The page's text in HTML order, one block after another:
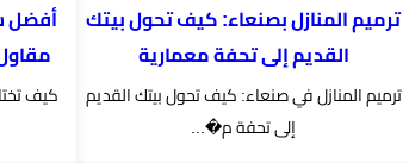
ترميم المنازل بصنعاء: كيف تحول بيتك
القديم إلى تحفة معمارية
ترميم المنازل في صنعاء: كيف تحول بيتك القديم
إلى تحفة م�...
أفضل
كيف